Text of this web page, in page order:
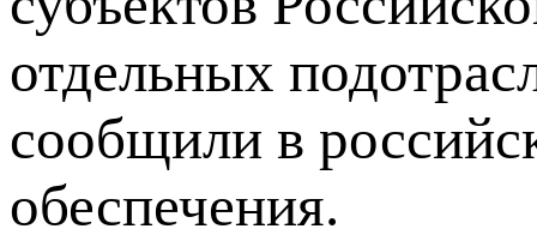
отдельных
сообщили в
обеспечения.